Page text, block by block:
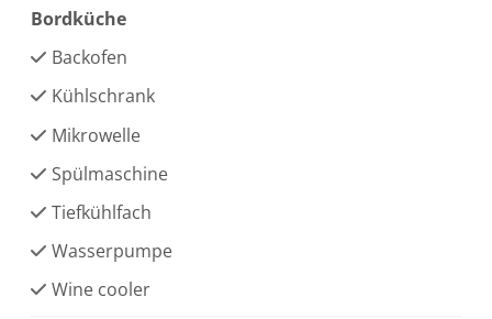
Bordküche
Backofen
Kühlschrank
Mikrowelle
Spülmaschine
Tiefkühlfach
Wasserpumpe
Wine cooler